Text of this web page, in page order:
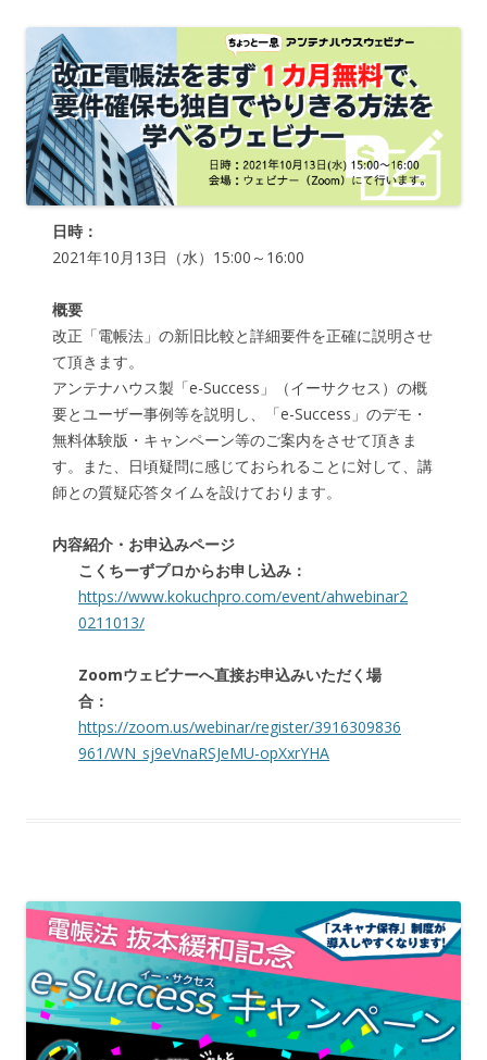
日時：
2021年10月13日（水）15:00～16:00
概要
改正「電帳法」の新旧比較と詳細要件を正確に説明させ
て頂きます。
アンテナハウス製「e-Success」（イーサクセス）の概
要とユーザー事例等を説明し、「e-Success」のデモ・
無料体験版・キャンペーン等のご案内をさせて頂きま
す。また、日頃疑問に感じておられることに対して、講
師との質疑応答タイムを設けております。
内容紹介・お申込みページ
こくちーずプロからお申し込み：
https://www.kokuchpro.com/event/ahwebinar2
0211013/
Zoomウェビナーへ直接お申込みいただく場
合：
https://zoom.us/webinar/register/3916309836
961/WN_sj9eVnaRSJeMU-opXxrYHA